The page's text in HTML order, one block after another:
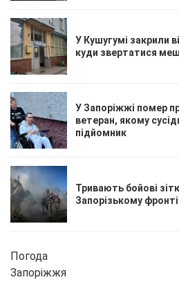
У Кушугумі закрили
куди звертатися
У Запоріжжі помер
ветеран, якому
підйомник
Тривають бойові
Запорізькому фронті
Погода
Запоріжжя